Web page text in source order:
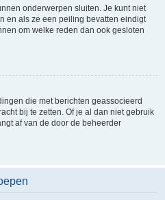
onderwerpen sluiten. Je kunt niet
en als ze een peiling bevatten eindigt
om welke reden dan ook gesloten
die met berichten geassocieerd
bij te zetten. Of je al dan niet gebruik
af van de door de beheerder